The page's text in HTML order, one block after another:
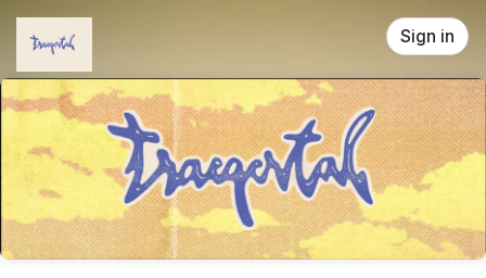
Skip header
Sign in